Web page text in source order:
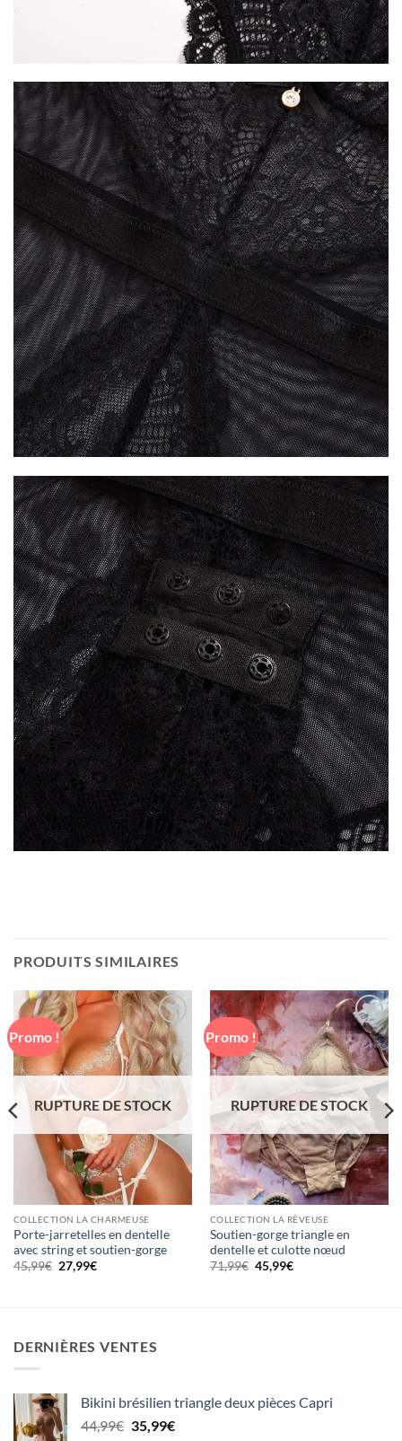
PRODUITS SIMILAIRES
Promo !
Ajouter
à la liste
de
souhaits
RUPTURE DE STOCK
COLLECTION LA CHARMEUSE
Porte-jarretelles en dentelle
avec string et soutien-gorge
45,99€ Le
prix
27,99€Le
Promo !
Ajouter
à la liste
de
souhaits
RUPTURE DE STOCK
COLLECTION LA RÊVEUSE
Soutien-gorge triangle en
dentelle et culotte nœud
71,99€ Le
prix
45,99€Le
DERNIÈRES VENTES
Bikini brésilien triangle deux pièces Capri
44,99€ Le
35,99€Le